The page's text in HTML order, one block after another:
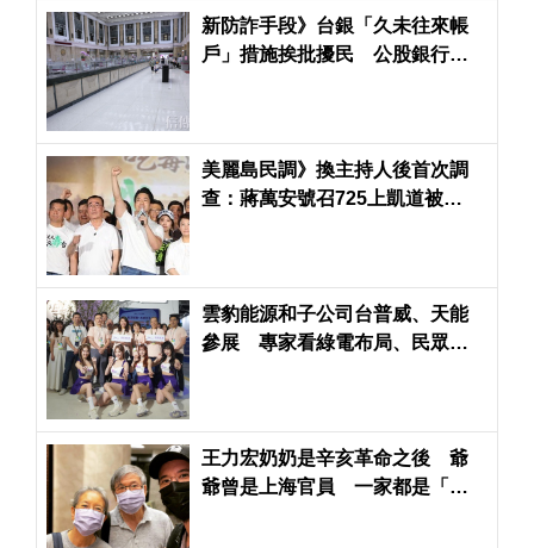
新防詐手段》台銀「久未往來帳
戶」措施挨批擾民 公股銀行也
美麗島民調》換主持人後首次調
查：蔣萬安號召725上凱道被
雲豹能源和子公司台普威、天能
參展 專家看綠電布局、民眾搶
王力宏奶奶是辛亥革命之後 爺
爺曾是上海官員 一家都是「龍